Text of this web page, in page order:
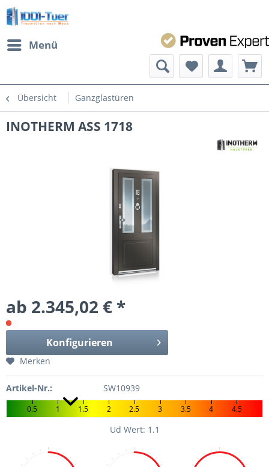
Menü
Übersicht Ganzglastüren
INOTHERM ASS 1718
ab 2.345,02 € *
Konfigurieren
Merken
Artikel-Nr.: SW10939
0.5 1 1.5 2 2.5 3 3.5 4 4.5
Ud Wert: 1.1